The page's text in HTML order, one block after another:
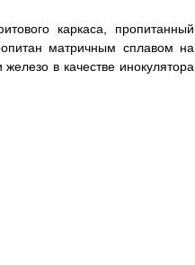
каркаса, пропитанный
матричным сплавом на
в качестве инокулятора